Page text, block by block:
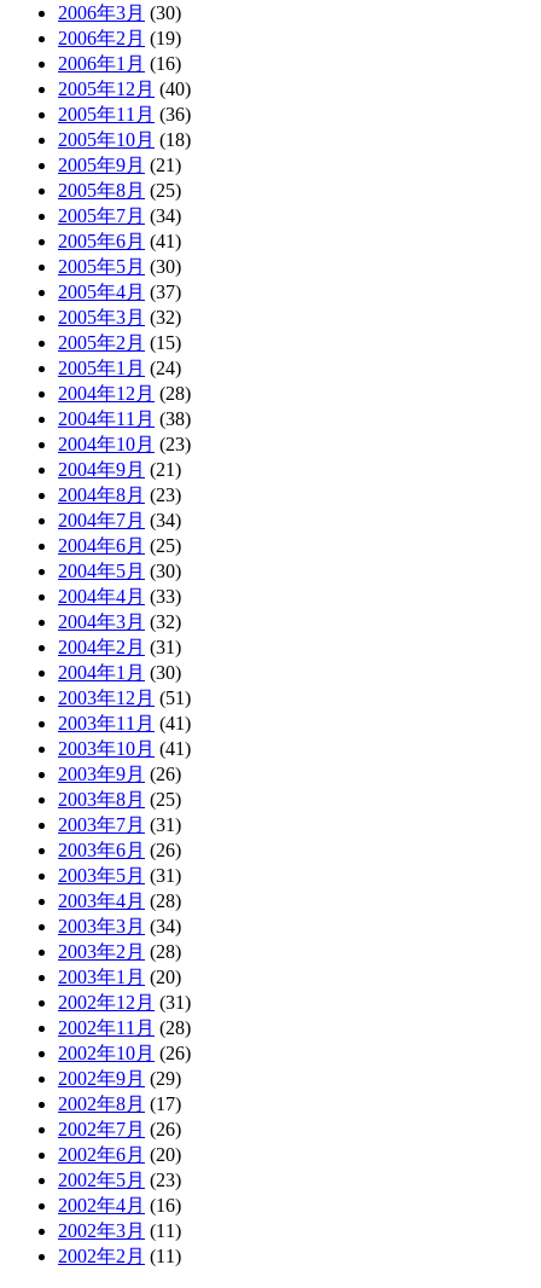
2006年3月 (30)
2006年2月 (19)
2006年1月 (16)
2005年12月 (40)
2005年11月 (36)
2005年10月 (18)
2005年9月 (21)
2005年8月 (25)
2005年7月 (34)
2005年6月 (41)
2005年5月 (30)
2005年4月 (37)
2005年3月 (32)
2005年2月 (15)
2005年1月 (24)
2004年12月 (28)
2004年11月 (38)
2004年10月 (23)
2004年9月 (21)
2004年8月 (23)
2004年7月 (34)
2004年6月 (25)
2004年5月 (30)
2004年4月 (33)
2004年3月 (32)
2004年2月 (31)
2004年1月 (30)
2003年12月 (51)
2003年11月 (41)
2003年10月 (41)
2003年9月 (26)
2003年8月 (25)
2003年7月 (31)
2003年6月 (26)
2003年5月 (31)
2003年4月 (28)
2003年3月 (34)
2003年2月 (28)
2003年1月 (20)
2002年12月 (31)
2002年11月 (28)
2002年10月 (26)
2002年9月 (29)
2002年8月 (17)
2002年7月 (26)
2002年6月 (20)
2002年5月 (23)
2002年4月 (16)
2002年3月 (11)
2002年2月 (11)